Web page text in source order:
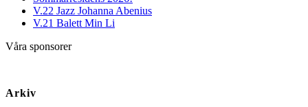
V.22 Jazz Johanna Abenius
V.21 Balett Min Li
Våra sponsorer
Arkiv